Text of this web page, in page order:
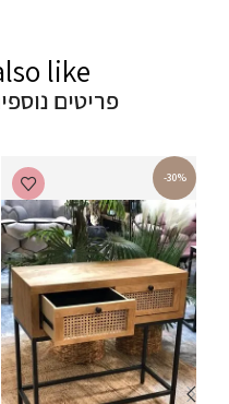
like
פריטים
-30%